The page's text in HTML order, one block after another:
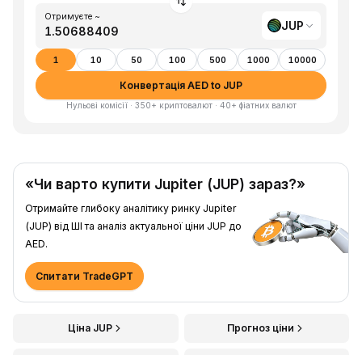
Отримуєте ~
JUP
1 10 50 100 500 1000 10000
Конвертація AED to JUP
Нульові комісії · 350+ криптовалют · 40+ фіатних валют
«Чи варто купити Jupiter (JUP) зараз?»
Отримайте глибоку аналітику ринку Jupiter
(JUP) від ШІ та аналіз актуальної ціни JUP до
AED.
Спитати TradeGPT
Ціна JUP Прогноз ціни